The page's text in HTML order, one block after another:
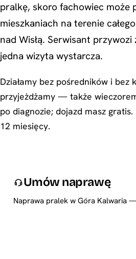
pralkę, skoro fachowiec może
mieszkaniach na terenie
nad Wisłą. Serwisant
jedna wizyta wystarcza.
Działamy bez pośredników i bez
przyjeżdżamy — także
po diagnozie; dojazd masz
12 miesięcy.
Umów naprawę
Naprawa pralek w Góra Kalwaria